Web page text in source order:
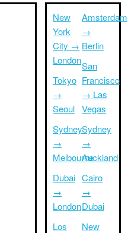
New
York
City →
London
Tokyo
→
Seoul
Sydney
→
Melbourne
Dubai
→
London
Los
Amsterdam
→
Berlin
San
Francisco
→ Las
Vegas
Sydney
→
Auckland
Cairo
→
Dubai
New